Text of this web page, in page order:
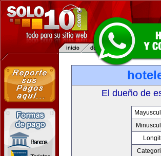
El dueño de